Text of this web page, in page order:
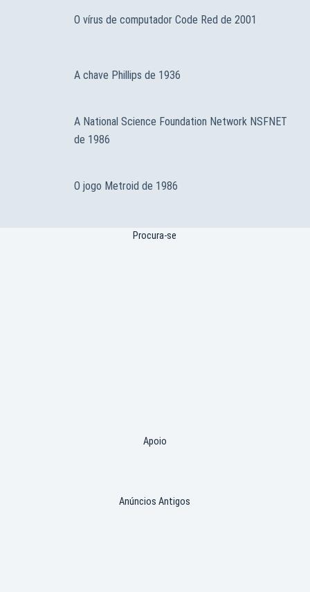
O vírus de computador Code Red de 2001
A chave Phillips de 1936
A National Science Foundation Network NSFNET
de 1986
O jogo Metroid de 1986
Procura-se
Apoio
Anúncios Antigos